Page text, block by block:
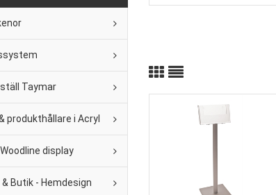
Taymar
produkthållare i Acryl
display
Butik - Hemdesign